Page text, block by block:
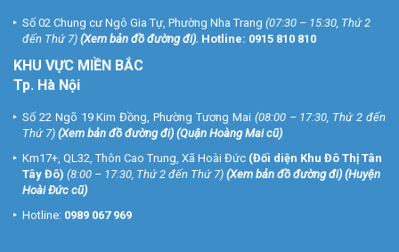
Số 02 Chung cư Ngô Gia Tự, Phường Nha Trang (07:30 – 15:30, Thứ 2
đến Thứ 7) (Xem bản đồ đường đi). Hotline: 0915 810 810
KHU VỰC MIỀN BẮC
Tp. Hà Nội
Số 22 Ngõ 19 Kim Đồng, Phường Tương Mai (08:00 – 17:30, Thứ 2 đến
Thứ 7) (Xem bản đồ đường đi) (Quận Hoàng Mai cũ)
Km17+, QL32, Thôn Cao Trung, Xã Hoài Đức (Đối diện Khu Đô Thị Tân
Tây Đô) (8:00 – 17:30, Thứ 2 đến Thứ 7) (Xem bản đồ đường đi) (Huyện
Hoài Đức cũ)
Hotline: 0989 067 969